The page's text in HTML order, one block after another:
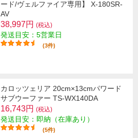
ード/ヴェルファイア専用】 X-180SR-
AV
38,997円 (税込)
発送目安：5営業日
(3件)
カロッツェリア 20cm×13cmパワード
サブウーファー TS-WX140DA
16,743円 (税込)
発送目安：即納（在庫あり）
(5件)